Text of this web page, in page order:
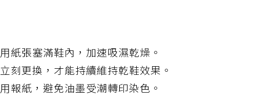
紙張塞滿鞋內，加速吸濕乾燥。
刻更換，才能持續維持乾鞋效果。
報紙，避免油墨受潮轉印染色。